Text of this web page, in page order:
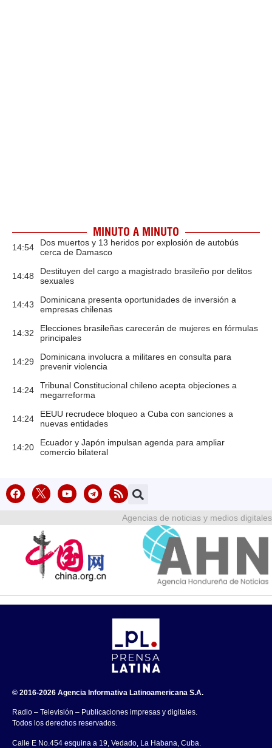
MINUTO A MINUTO
14:54
Dos muertos y 13 heridos por explosión de autobús
cerca de Damasco
14:48
Destituyen del cargo a magistrado brasileño por delitos
sexuales
14:43
Dominicana presenta oportunidades de inversión a
empresas chilenas
14:32
Elecciones brasileñas carecerán de mujeres en fórmulas
principales
14:29
Dominicana involucra a militares en consulta para
prevenir violencia
14:24
Tribunal Constitucional chileno acepta objeciones a
megarreforma
14:24
EEUU recrudece bloqueo a Cuba con sanciones a
nuevas entidades
14:20
Ecuador y Japón impulsan agenda para ampliar
comercio bilateral
Agencias de noticias y medios digitales
© 2016-2026 Agencia Informativa Latinoamericana S.A.
Radio – Televisión – Publicaciones impresas y digitales.
Todos los derechos reservados.
Calle E No.454 esquina a 19, Vedado, La Habana, Cuba.